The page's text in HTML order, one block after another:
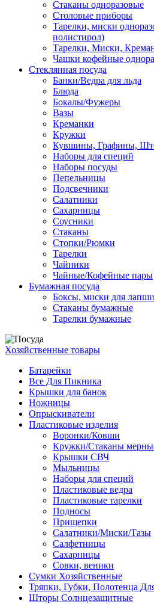
Стаканы одноразовые
Столовые приборы
Тарелки, миски
полистирол)
Тарелки, Миски,
Чашки кофейные
Стеклянная посуда
Банки/Ведра для льда
Блюда
Бокалы/Фужеры
Вазы
Креманки
Кружки
Кувшины, Графины,
Наборы для специй
Наборы посуды
Пепельницы
Подсвечники
Салатники
Сахарницы
Соусники
Стаканы
Стопки/Рюмки
Тарелки
Чайники
Чайные/Кофейные пары
Бумажная посуда
Боксы, миски для лапши
Стаканы бумажные
Тарелки бумажные
Хозяйственные товары
Батарейки
Все Для Пикника
Крышки для банок
Ножницы
Опрыскиватели
Пластиковые изделия
Воронки/Ковши
Кружки/Стаканы
Крышки СВЧ
Мыльницы
Наборы для специй
Пластиковые ведра
Пластиковые тарелки
Подносы
Прищепки
Салатники/Миски/Тазы
Салфетницы
Сахарницы
Совки, веники
Сумки Хозяйственные
Тряпки, Губки, Полотенца
Шторы Солнцезащитные